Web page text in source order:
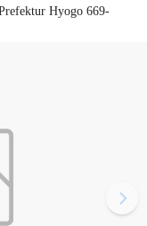
Hyogo 669-